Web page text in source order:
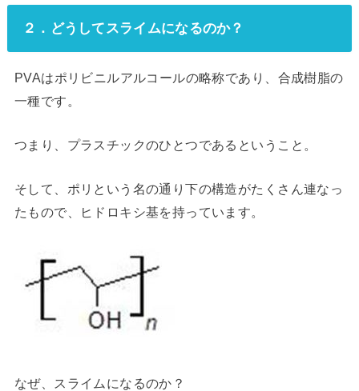
２．どうしてスライムになるのか？
PVAはポリビニルアルコールの略称であり、合成樹脂の
一種です。
つまり、プラスチックのひとつであるということ。
そして、ポリという名の通り下の構造がたくさん連なっ
たもので、ヒドロキシ基を持っています。
なぜ、スライムになるのか？